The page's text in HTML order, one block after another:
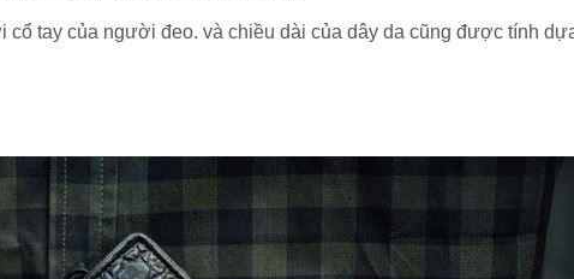
cổ tay của người đeo. và chiều dài của dây da cũng được tính